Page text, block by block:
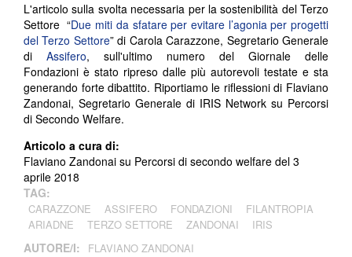
L'articolo sulla svolta necessaria per la sostenibilità del Terzo
Settore “Due miti da sfatare per evitare l’agonia per progetti
del Terzo Settore” di Carola Carazzone, Segretario Generale
di Assifero, sull'ultimo numero del Giornale delle
Fondazioni è stato ripreso dalle più autorevoli testate e sta
generando forte dibattito. Riportiamo le riflessioni di Flaviano
Zandonai, Segretario Generale di IRIS Network su Percorsi
di Secondo Welfare.
Articolo a cura di:
Flaviano Zandonai su Percorsi di secondo welfare del 3
aprile 2018
TAG:
CARAZZONE ASSIFERO FONDAZIONI
FILANTROPIA
ARIADNE
TERZO SETTORE ZANDONAI IRIS
AUTORE/I: FLAVIANO ZANDONAI